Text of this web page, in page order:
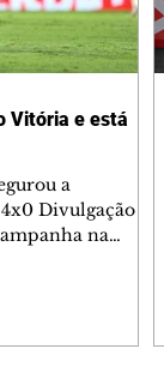
Vitória e está
a
Divulgação
na